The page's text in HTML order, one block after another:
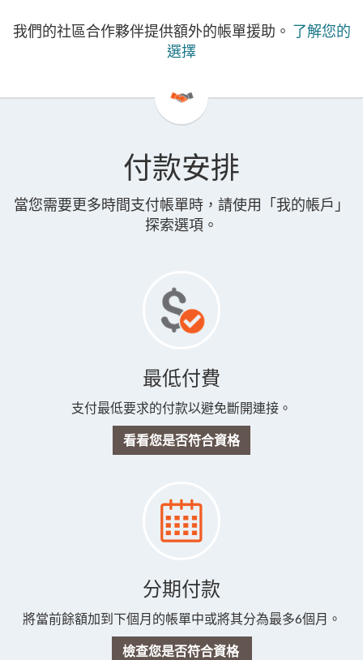
我們的社區合作夥伴提供額外的帳單援助。 了解您的
選擇
付款安排
當您需要更多時間支付帳單時，請使用「我的帳戶」
探索選項。
最低付費
支付最低要求的付款以避免斷開連接。
看看您是否符合資格
分期付款
將當前餘額加到下個月的帳單中或將其分為最多6個月。
檢查您是否符合資格